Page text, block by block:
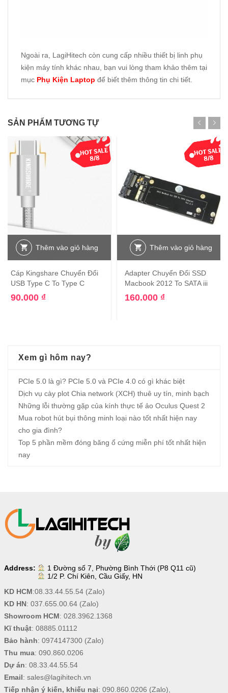
Ngoài ra, LagiHitech còn cung cấp nhiều thiết bị linh phụ
kiện máy tính khác nhau, bạn vui lòng tham khảo thêm tại
mục Phụ Kiện Laptop để biết thêm thông tin chi tiết.
SẢN PHẨM TƯƠNG TỰ
Thêm vào giỏ hàng
Cáp Kingshare Chuyển Đổi
USB Type C To Type C
90.000 ₫
Thêm vào giỏ hàng
Adapter Chuyển Đổi SSD
Macbook 2012 To SATA iii
160.000 ₫
Xem gì hôm nay?
PCIe 5.0 là gì? PCIe 5.0 và PCIe 4.0 có gì khác biệt
Dịch vụ cày plot Chia network (XCH) thuê uy tín, minh bạch
Những lỗi thường gặp của kính thực tế ảo Oculus Quest 2
Mua robot hút bụi thông minh loại nào tốt nhất hiện nay
cho gia đình?
Top 5 phần mềm đóng băng ổ cứng miễn phí tốt nhất hiện
nay
Address:
1 Đường số 7, Phường Bình Thới (P8 Q11 cũ)
1/2 P. Chí Kiên, Cầu Giấy, HN
KD HCM:08.33.44.55.54(Zalo)
KD HN: 037.655.00.64(Zalo)
Showroom HCM: 028.3962.1368
Kĩ thuật: 08885.01112
Bảo hành: 0974147300(Zalo)
Thu mua: 090.860.0206
Dự án: 08.33.44.55.54
Email: sales@lagihitech.vn
Tiếp nhận ý kiến, khiếu nại: 090.860.0206 (Zalo),